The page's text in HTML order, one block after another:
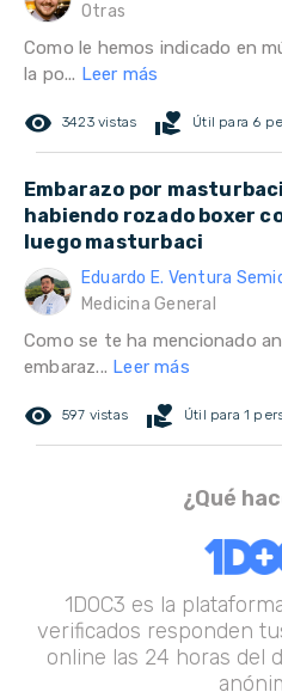
Otras
Como le hemos indicado en
la po... Leer más
remove_red_eye 3423 vistas volunteer_activism Útil para 6
Embarazo por
habiendo rozado boxer
luego masturbaci
Eduardo E. Ventura
Medicina General
Como se te ha mencionado
embaraz... Leer más
remove_red_eye 597 vistas volunteer_activism Útil para 1
¿Qué
1DOC3 es la
verificados responden
online las 24 horas del